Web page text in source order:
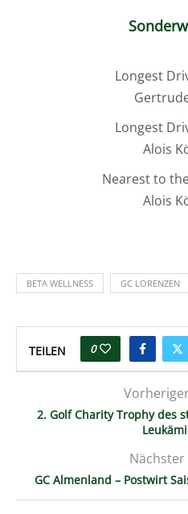
Longest
Longest
Alois
Nearest to
Alois
BETA WELLNESS GC LORENZEN
TEILEN 0
2. Golf Charity Trophy des
GC Almenland – Postwirt